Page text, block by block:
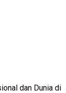
dan Dunia di